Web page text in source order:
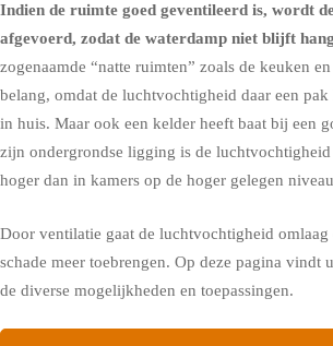
Indien de ruimte goed geventileerd is, wordt
afgevoerd, zodat de waterdamp niet blijft
zogenaamde “natte ruimten” zoals de keuken
belang, omdat de luchtvochtigheid daar een
in huis. Maar ook een kelder heeft baat bij een
zijn ondergrondse ligging is de
hoger dan in kamers op de hoger gelegen
Door ventilatie gaat de luchtvochtigheid omlaag
schade meer toebrengen. Op deze pagina vindt
de diverse mogelijkheden en toepassingen.